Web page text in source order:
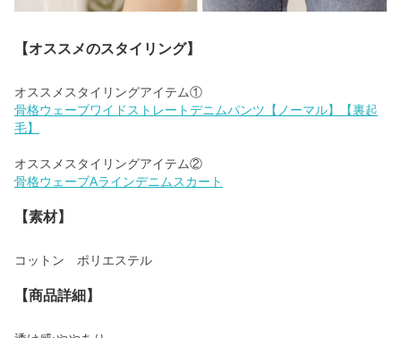
【オススメのスタイリング】
骨格ウェーブワイドストレートデニムパンツ【ノーマル】【裏起
毛】
骨格ウェーブAラインデニムスカート
【素材】
コットン ポリエステル
【商品詳細】